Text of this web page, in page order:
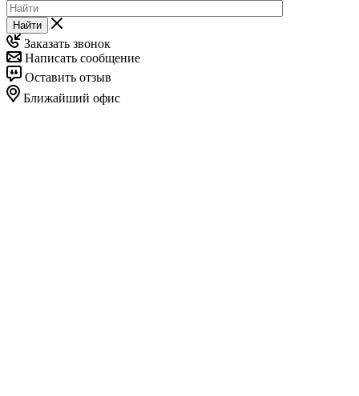
Найти
Заказать звонок
Написать сообщение
Оставить отзыв
Ближайший офис